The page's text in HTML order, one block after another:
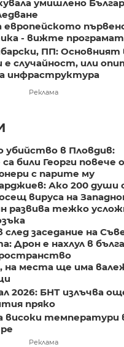
умишлено
европейското
- вижте
ПП: Основният
е случайност, или
инфраструктура
Реклама
в Пловдив:
били Георги повече
с парите му
Ако 200 души
вируса на
развива тежко
след заседание на
Дрон е нахлул в
на места ще има
2026: БНТ излъчва
пряко
високи температури
Реклама